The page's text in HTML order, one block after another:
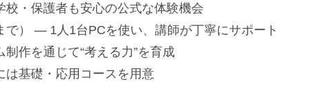
・保護者も安心の公式な体験機会
で） ― 1人1台PCを使い、講師が丁寧にサポート
作を通じて“考える力”を育成
基礎・応用コースを用意